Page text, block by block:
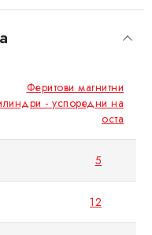
Феритови магнитни
- успоредни на
оста
5
12